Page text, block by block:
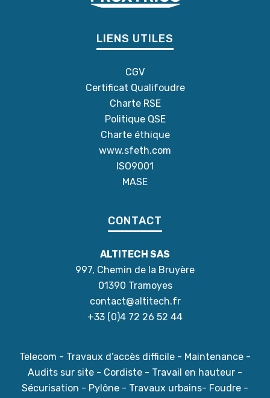
LIENS UTILES
CGV
Certificat Qualifoudre
Charte RSE
Politique QSE
Charte éthique
www.sfeth.com
ISO9001
MASE
CONTACT
ALTITECH SAS
997, Chemin de la Bruyère
01390 Tramoyes
contact@altitech.fr
+33 (0)4 72 26 52 44
Telecom - Travaux d’accès difficile - Maintenance -
Audits sur site - Cordiste - Travail en hauteur -
Sécurisation - Pylône - Travaux urbains- Foudre -